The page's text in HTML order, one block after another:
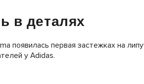
в деталях
появилась первая застежках на
у Adidas.